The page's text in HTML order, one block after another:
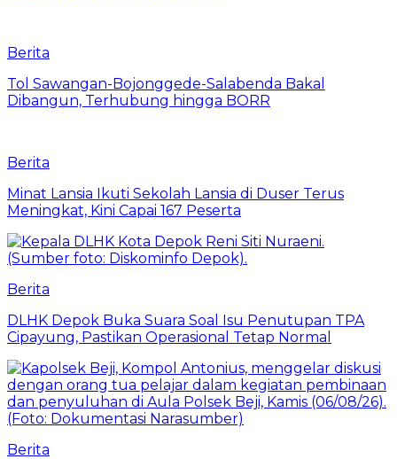
Berita
Tol Sawangan-Bojonggede-Salabenda Bakal
Dibangun, Terhubung hingga BORR
Berita
Minat Lansia Ikuti Sekolah Lansia di Duser Terus
Meningkat, Kini Capai 167 Peserta
Berita
DLHK Depok Buka Suara Soal Isu Penutupan TPA
Cipayung, Pastikan Operasional Tetap Normal
Berita